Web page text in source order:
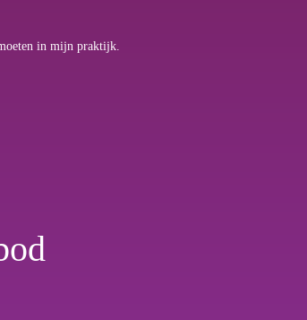
in mijn praktijk.